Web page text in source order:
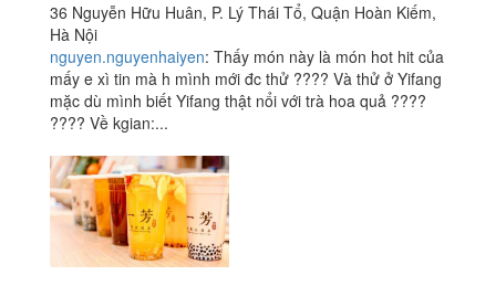
36 Nguyễn Hữu Huân, P. Lý Thái Tổ, Quận Hoàn Kiếm,
Hà Nội
nguyen.nguyenhaiyen: Thấy món này là món hot hit của
mấy e xì tin mà h mình mới đc thử ???? Và thử ở Yifang
mặc dù mình biết Yifang thật nổi với trà hoa quả ????
???? Về kgian:...